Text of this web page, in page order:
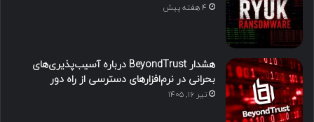
4 هفته پیش
هشدار BeyondTrust درباره آسیب‌پذیری‌های
بحرانی در نرم‌افزارهای دسترسی از راه دور
تیر ۱۶, ۱۴۰۵